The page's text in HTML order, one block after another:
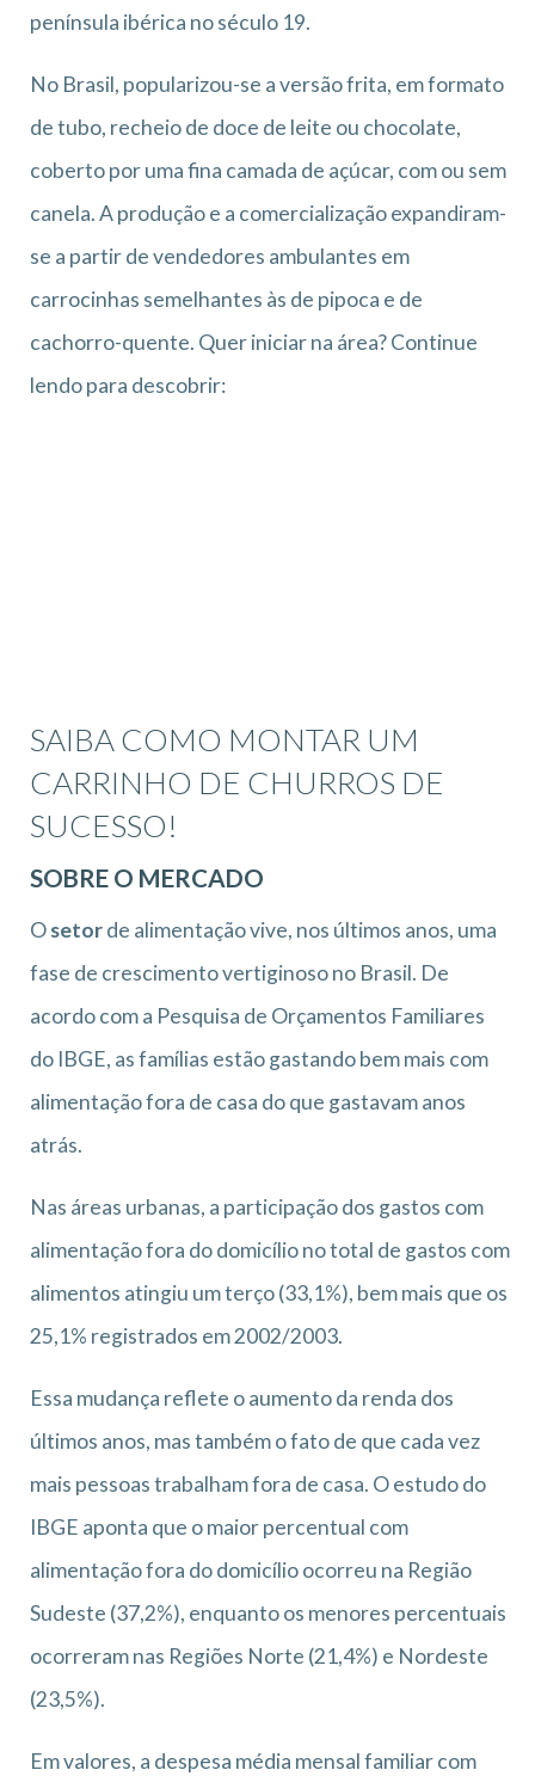
península ibérica no século 19.
No Brasil, popularizou-se a versão frita, em formato
de tubo, recheio de doce de leite ou chocolate,
coberto por uma fina camada de açúcar, com ou sem
canela. A produção e a comercialização expandiram-
se a partir de vendedores ambulantes em
carrocinhas semelhantes às de pipoca e de
cachorro-quente. Quer iniciar na área? Continue
lendo para descobrir:
SAIBA COMO MONTAR UM
CARRINHO DE CHURROS DE
SUCESSO!
SOBRE O MERCADO
Osetorde alimentação vive, nos últimos anos, uma
fase de crescimento vertiginoso no Brasil. De
acordo com a Pesquisa de Orçamentos Familiares
do IBGE, as famílias estão gastando bem mais com
alimentação fora de casa do que gastavam anos
atrás.
Nas áreas urbanas, a participação dos gastos com
alimentação fora do domicílio no total de gastos com
alimentos atingiu um terço (33,1%), bem mais que os
25,1% registrados em 2002/2003.
Essa mudança reflete o aumento da renda dos
últimos anos, mas também o fato de que cada vez
mais pessoas trabalham fora de casa. O estudo do
IBGE aponta que o maior percentual com
alimentação fora do domicílio ocorreu na Região
Sudeste (37,2%), enquanto os menores percentuais
ocorreram nas Regiões Norte (21,4%) e Nordeste
(23,5%).
Em valores, a despesa média mensal familiar com